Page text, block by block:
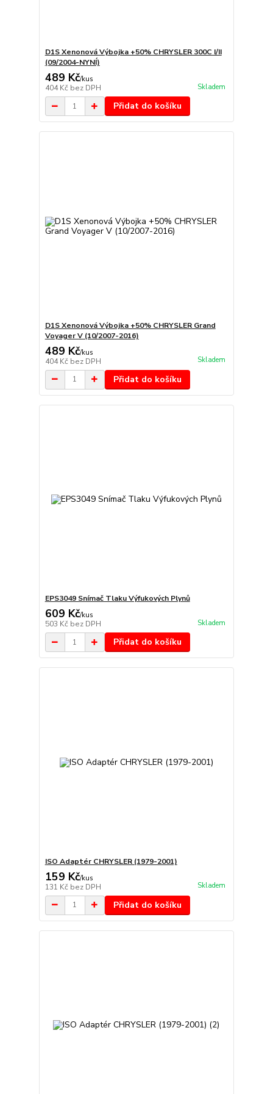
D1S Xenonová Výbojka +50% CHRYSLER 300C I/II
(09/2004-NYNÍ)
489 Kč/kus
404 Kč bez DPH Skladem
Přidat do košíku
D1S Xenonová Výbojka +50% CHRYSLER Grand
Voyager V (10/2007-2016)
489 Kč/kus
404 Kč bez DPH Skladem
Přidat do košíku
EPS3049 Snímač Tlaku Výfukových Plynů
609 Kč/kus
503 Kč bez DPH Skladem
Přidat do košíku
ISO Adaptér CHRYSLER (1979-2001)
159 Kč/kus
131 Kč bez DPH Skladem
Přidat do košíku